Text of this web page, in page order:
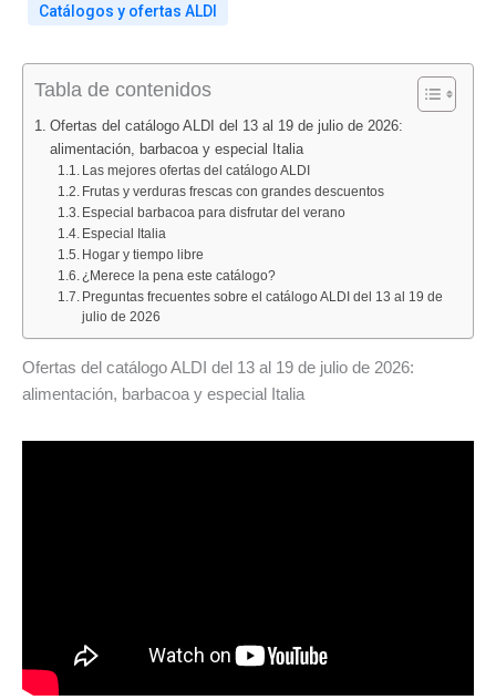
Catálogos y ofertas ALDI
Tabla de contenidos
Ofertas del catálogo ALDI del 13 al 19 de julio de 2026:
alimentación, barbacoa y especial Italia
Las mejores ofertas del catálogo ALDI
Frutas y verduras frescas con grandes descuentos
Especial barbacoa para disfrutar del verano
Especial Italia
Hogar y tiempo libre
¿Merece la pena este catálogo?
Preguntas frecuentes sobre el catálogo ALDI del 13 al 19 de
julio de 2026
Ofertas del catálogo ALDI del 13 al 19 de julio de 2026:
alimentación, barbacoa y especial Italia
:
en
Gijón
hoy:
¿llueve,
cambiará
:
ALDI
al
de
:
oferta
NIVEA
en
:
Carrefour
prepara
la
vuelta
al
cole
con
grandes
ofertas:
:
DIA
prepara
una
oferta
irresistible
para
la
próxima
semana: